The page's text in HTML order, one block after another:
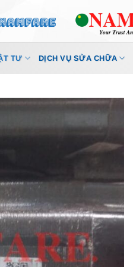
TƯ DỊCH VỤ SỬA CHỮA